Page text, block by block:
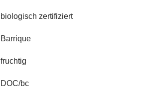
biologisch zertifiziert
Barrique
fruchtig
DOC/bc